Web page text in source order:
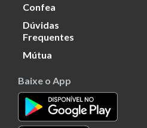
Confea
Dúvidas
Frequentes
Mútua
Baixe o App